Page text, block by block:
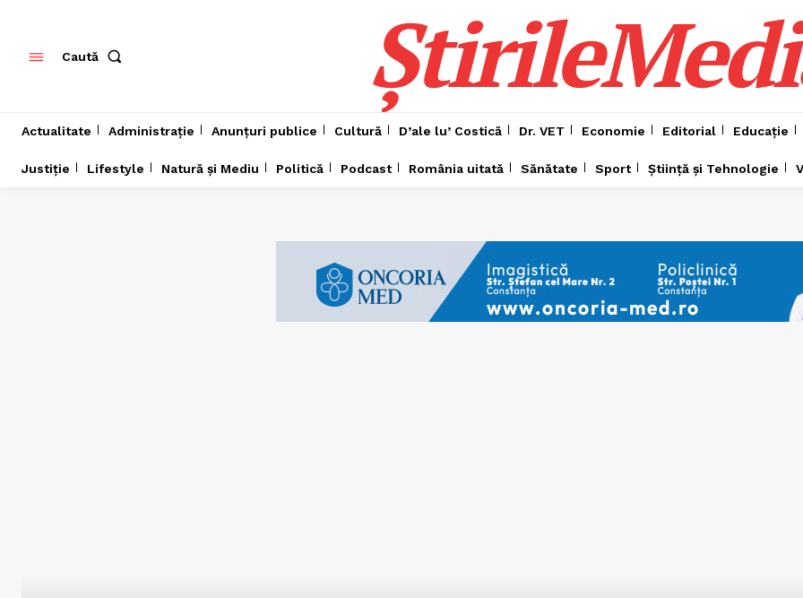
Caută
Actualitate Administrație Anunțuri publice Cultură D’ale lu’ Costică Dr. VET Economie Editorial Educație
Justiție Lifestyle Natură și Mediu Politică Podcast România uitată Sănătate Sport Știință și Tehnologie